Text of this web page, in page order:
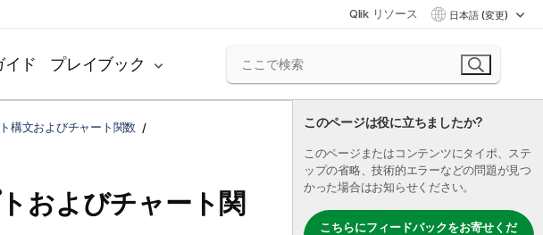
Qlik リソース 日本語 (変更)
イド プレイブック
このページは役に立ちましたか?
このページまたはコンテンツにタイポ、ステ
ップの省略、技術的エラーなどの問題が見つ
かった場合はお知らせください。
こちらにフィードバックをお寄せくだ
構文およびチャート関数
およびチャート関